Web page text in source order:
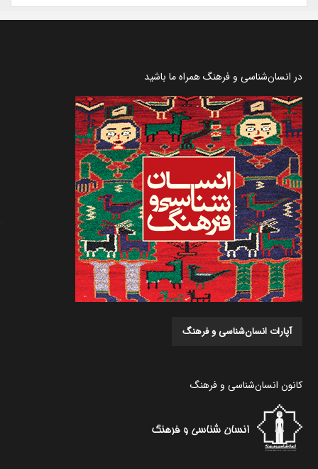
در انسان‌شناسی و فرهنگ همراه ما باشید
آپارات انسان‌شناسی و فرهنگ
کانون انسان‌شناسی و فرهنگ